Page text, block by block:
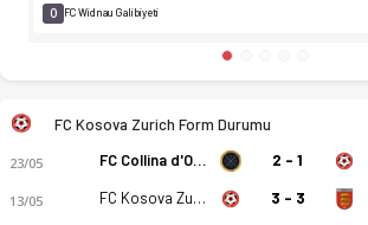
0 FC Widnau Galibiyeti
FC Kosova Zurich Form Durumu
23/05 FC Collina d'Oro 2 - 1
13/05 FC Kosova Zurich 3 - 3